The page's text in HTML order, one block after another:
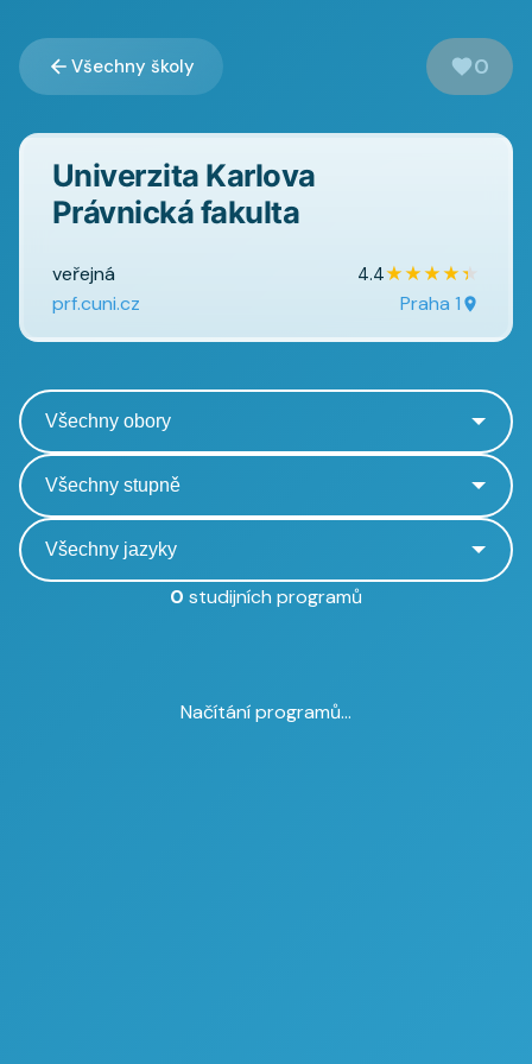
Všechny školy 0
Univerzita Karlova
Právnická fakulta
veřejná 4.4★★★★★
prf.cuni.cz Praha 1
0 studijních programů
Načítání programů...